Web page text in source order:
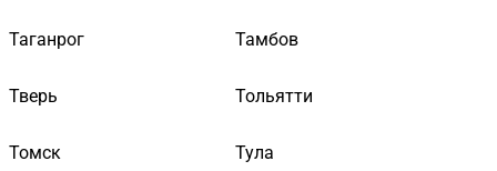
Таганрог Тамбов
Тверь Тольятти
Томск Тула